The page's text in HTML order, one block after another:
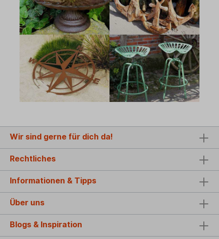
Wir sind gerne für dich da!
Rechtliches
Informationen & Tipps
Über uns
Blogs & Inspiration